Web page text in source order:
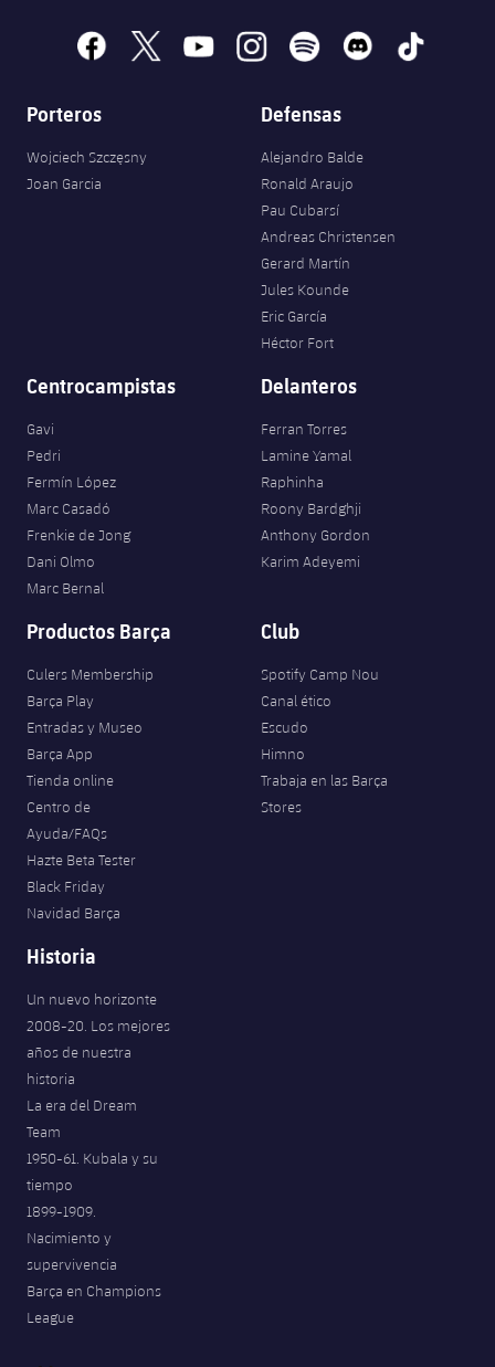
facebook
x youtubeinstagramspotify discord tiktok
Porteros
Wojciech Szczęsny
Joan Garcia
Defensas
Alejandro Balde
Ronald Araujo
Pau Cubarsí
Andreas Christensen
Gerard Martín
Jules Kounde
Eric García
Héctor Fort
Centrocampistas
Gavi
Pedri
Fermín López
Marc Casadó
Frenkie de Jong
Dani Olmo
Marc Bernal
Delanteros
Ferran Torres
Lamine Yamal
Raphinha
Roony Bardghji
Anthony Gordon
Karim Adeyemi
Productos Barça
Culers Membership
Barça Play
Entradas y Museo
Barça App
Tienda online
Centro de
Ayuda/FAQs
Hazte Beta Tester
Black Friday
Navidad Barça
Club
Spotify Camp Nou
Canal ético
Escudo
Himno
Trabaja en las Barça
Stores
Historia
Un nuevo horizonte
2008-20. Los mejores
años de nuestra
historia
La era del Dream
Team
1950-61. Kubala y su
tiempo
1899-1909.
Nacimiento y
supervivencia
Barça en Champions
League